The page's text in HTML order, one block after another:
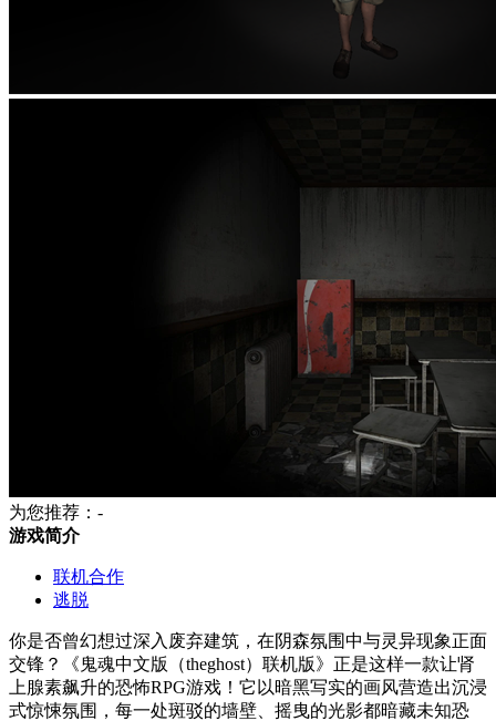
为您推荐：-
游戏简介
联机合作
逃脱
你是否曾幻想过深入废弃建筑，在阴森氛围中与灵异现象正面
交锋？《鬼魂中文版（theghost）联机版》正是这样一款让肾
上腺素飙升的恐怖RPG游戏！它以暗黑写实的画风营造出沉浸
式惊悚氛围，每一处斑驳的墙壁、摇曳的光影都暗藏未知恐